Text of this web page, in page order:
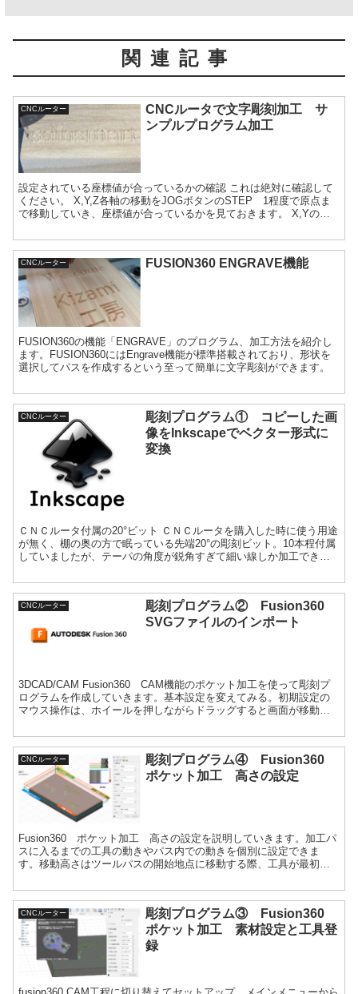
関連記事
CNCルーター
CNCルータで文字彫刻加工 サ
ンプルプログラム加工
設定されている座標値が合っているかの確認 これは絶対に確認して
ください。 X,Y,Z各軸の移動をJOGボタンのSTEP 1程度で原点ま
で移動していき、座標値が合っているかを見ておきます。 X,Yの原
CNCルーター FUSION360 ENGRAVE機能
FUSION360の機能「ENGRAVE」のプログラム、加工方法を紹介し
ます。FUSION360にはEngrave機能が標準搭載されており、形状を
選択してパスを作成するという至って簡単に文字彫刻ができます。
CNCルーター
彫刻プログラム① コピーした画
像をInkscapeでベクター形式に
変換
ＣＮＣルータ付属の20°ビット ＣＮＣルータを購入した時に使う用途
が無く、棚の奥の方で眠っている先端20°の彫刻ビット。10本程付属
していましたが、テーパの角度が鋭角すぎて細い線しか加工できま
CNCルーター
彫刻プログラム② Fusion360
SVGファイルのインポート
3DCAD/CAM Fusion360 CAM機能のポケット加工を使って彫刻プ
ログラムを作成していきます。基本設定を変えてみる。初期設定の
マウス操作は、ホイールを押しながらドラッグすると画面が移動す
ビュー回転が変わって欲しい派です。
CNCルーター
彫刻プログラム④ Fusion360
ポケット加工 高さの設定
Fusion360 ポケット加工 高さの設定を説明していきます。加工パ
スに入るまでの工具の動きやパス内での動きを個別に設定できま
す。移動高さはツールパスの開始地点に移動する際、工具が最初に
CNCルーター
彫刻プログラム③ Fusion360
ポケット加工 素材設定と工具登
録